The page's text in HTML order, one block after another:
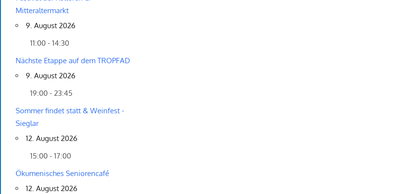
Mitteraltermarkt
9. August 2026
11:00 - 14:30
Nächste Etappe auf dem TROPFAD
9. August 2026
19:00 - 23:45
Sommer findet statt & Weinfest -
Sieglar
12. August 2026
15:00 - 17:00
Ökumenisches Seniorencafé
12. August 2026